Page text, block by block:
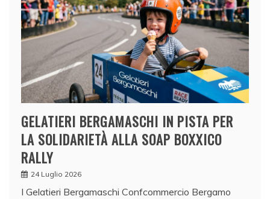
GELATIERI BERGAMASCHI IN PISTA PER
LA SOLIDARIETÀ ALLA SOAP BOXXICO
RALLY
24 Luglio 2026
I Gelatieri Bergamaschi Confcommercio Bergamo